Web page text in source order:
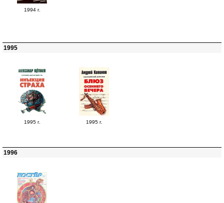
1994 г.
1995
1995 г. 1995 г.
1996